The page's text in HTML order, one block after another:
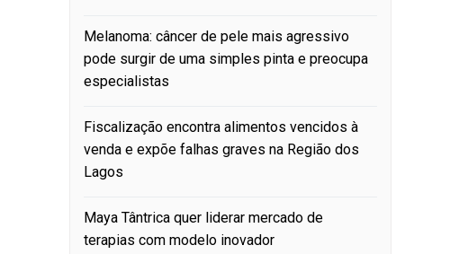
Melanoma: câncer de pele mais agressivo
pode surgir de uma simples pinta e preocupa
especialistas
Fiscalização encontra alimentos vencidos à
venda e expõe falhas graves na Região dos
Lagos
Maya Tântrica quer liderar mercado de
terapias com modelo inovador